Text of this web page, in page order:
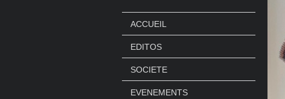
ACCUEIL
EDITOS
SOCIETE
EVENEMENTS